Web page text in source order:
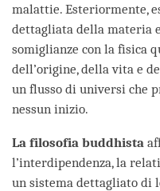
malattie. Esteriormente,
dettagliata della materia
somiglianze con la fisica
dell’origine, della vita e
un flusso di universi che
nessun inizio.
La filosofia buddhista
l’interdipendenza, la
un sistema dettagliato di